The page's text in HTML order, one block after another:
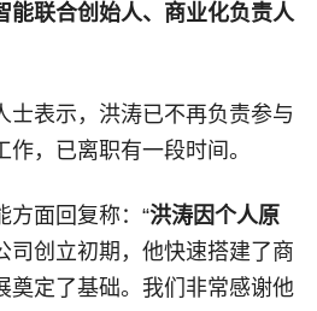
能联合创始人、商业化负责人
士表示，洪涛已不再负责参与
，已离职有一段时间。
方面回复称：“洪涛因个人原
司创立初期，他快速搭建了商
奠定了基础。我们非常感谢他